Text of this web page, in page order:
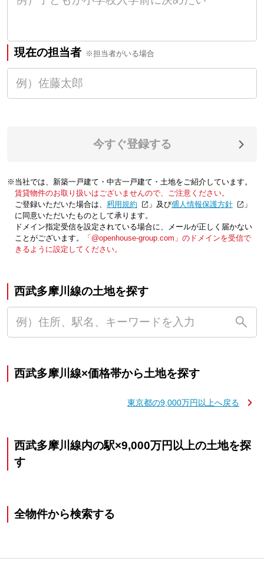
現在の担当者 ※担当者がいる場合
今すぐ登録する
※当社では、新築一戸建て・中古一戸建て・土地をご紹介しています。
賃貸物件のお取り扱いはございませんので、ご注意ください。
ご登録いただいた場合は、「利用規約 」及び「個人情報保護方針
」
に同意いただいたものとして承ります。
ドメイン指定受信を設定されている場合に、メールが正しく届かない
ことがございます。
「@openhouse-group.com」のドメインを受信で
きるように設定してください。
西武多摩川線の土地を探す
西武多摩川線×価格帯から土地を探す
東京都の9,000万円以上へ戻る
西武多摩川線内の駅×9,000万円以上の土地を探
す
全物件から検索する